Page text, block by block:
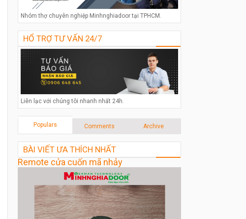
Nhóm thợ chuyên nghiệp Minhnghiadoor tại TPHCM.
HỔ TRỢ TƯ VẤN 24/7
Liên lạc với chúng tôi nhanh nhất 24h.
Populars Comments Archive
BÀI VIẾT ƯA THÍCH NHẤT
Remote cửa cuốn mã nhảy